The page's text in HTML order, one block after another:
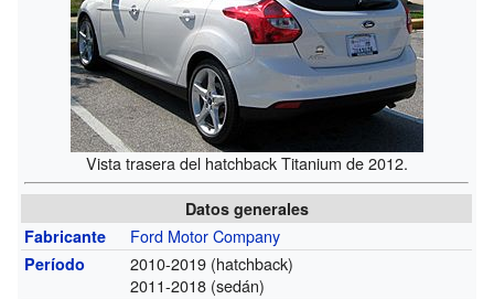
Vista trasera del hatchback Titanium de 2012.
Datos generales
Fabricante
Ford Motor Company
Período
2010-2019 (hatchback)
2011-2018 (sedán)